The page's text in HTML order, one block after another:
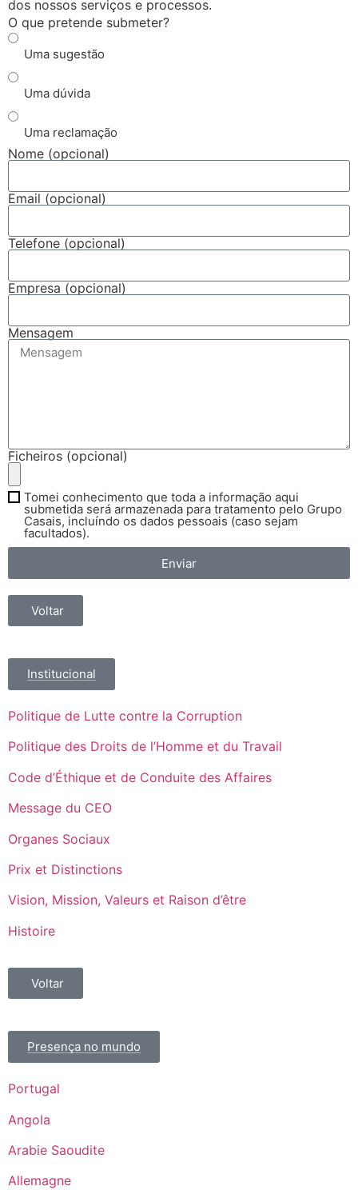
dos nossos serviços e processos.
O que pretende submeter?
Uma sugestão
Uma dúvida
Uma reclamação
Nome (opcional)
Email (opcional)
Telefone (opcional)
Empresa (opcional)
Mensagem
Ficheiros (opcional)
Tomei conhecimento que toda a informação aqui
submetida será armazenada para tratamento pelo Grupo
Casais, incluíndo os dados pessoais (caso sejam
facultados).
Enviar
Voltar
Institucional
Politique de Lutte contre la Corruption
Politique des Droits de l’Homme et du Travail
Code d’Éthique et de Conduite des Affaires
Message du CEO
Organes Sociaux
Prix et Distinctions
Vision, Mission, Valeurs et Raison d’être
Histoire
Voltar
Presença no mundo
Portugal
Angola
Arabie Saoudite
Allemagne